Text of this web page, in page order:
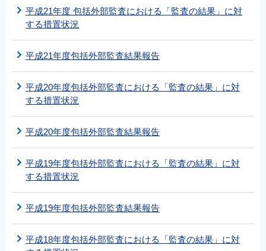
平成21年度 包括外部監査における「監査の結果」に対
する措置状況
平成21年度包括外部監査結果報告
平成20年度包括外部監査における「監査の結果」に対
する措置状況
平成20年度包括外部監査結果報告
平成19年度包括外部監査における「監査の結果」に対
する措置状況
平成19年度包括外部監査結果報告
平成18年度包括外部監査における「監査の結果」に対